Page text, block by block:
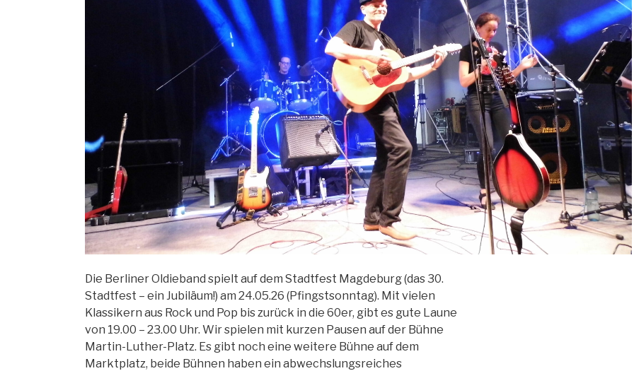
Die Berliner Oldieband spielt auf dem Stadtfest Magdeburg (das 30.
Stadtfest – ein Jubiläum!) am 24.05.26 (Pfingstsonntag). Mit vielen
Klassikern aus Rock und Pop bis zurück in die 60er, gibt es gute Laune
von 19.00 – 23.00 Uhr. Wir spielen mit kurzen Pausen auf der Bühne
Martin-Luther-Platz. Es gibt noch eine weitere Bühne auf dem
Marktplatz, beide Bühnen haben ein abwechslungsreiches